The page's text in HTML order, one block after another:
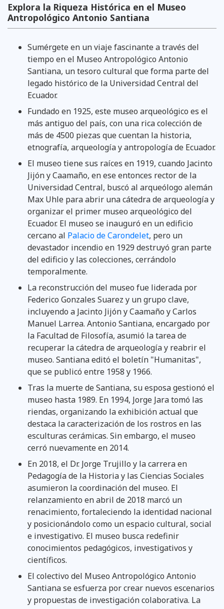
Explora la Riqueza Histórica en el Museo
Antropológico Antonio Santiana
Sumérgete en un viaje fascinante a través del
tiempo en el Museo Antropológico Antonio
Santiana, un tesoro cultural que forma parte del
legado histórico de la Universidad Central del
Ecuador.
Fundado en 1925, este museo arqueológico es el
más antiguo del país, con una rica colección de
más de 4500 piezas que cuentan la historia,
etnografía, arqueología y antropología de Ecuador.
El museo tiene sus raíces en 1919, cuando Jacinto
Jijón y Caamaño, en ese entonces rector de la
Universidad Central, buscó al arqueólogo alemán
Max Uhle para abrir una cátedra de arqueología y
organizar el primer museo arqueológico del
Ecuador. El museo se inauguró en un edificio
cercano al Palacio de Carondelet, pero un
devastador incendio en 1929 destruyó gran parte
del edificio y las colecciones, cerrándolo
temporalmente.
La reconstrucción del museo fue liderada por
Federico Gonzales Suarez y un grupo clave,
incluyendo a Jacinto Jijón y Caamaño y Carlos
Manuel Larrea. Antonio Santiana, encargado por
la Facultad de Filosofía, asumió la tarea de
recuperar la cátedra de arqueología y reabrir el
museo. Santiana editó el boletín "Humanitas",
que se publicó entre 1958 y 1966.
Tras la muerte de Santiana, su esposa gestionó el
museo hasta 1989. En 1994, Jorge Jara tomó las
riendas, organizando la exhibición actual que
destaca la caracterización de los rostros en las
esculturas cerámicas. Sin embargo, el museo
cerró nuevamente en 2014.
En 2018, el Dr. Jorge Trujillo y la carrera en
Pedagogía de la Historia y las Ciencias Sociales
asumieron la coordinación del museo. El
relanzamiento en abril de 2018 marcó un
renacimiento, fortaleciendo la identidad nacional
y posicionándolo como un espacio cultural, social
e investigativo. El museo busca redefinir
conocimientos pedagógicos, investigativos y
científicos.
El colectivo del Museo Antropológico Antonio
Santiana se esfuerza por crear nuevos escenarios
y propuestas de investigación colaborativa. La